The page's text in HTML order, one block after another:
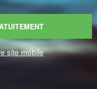
site mobile